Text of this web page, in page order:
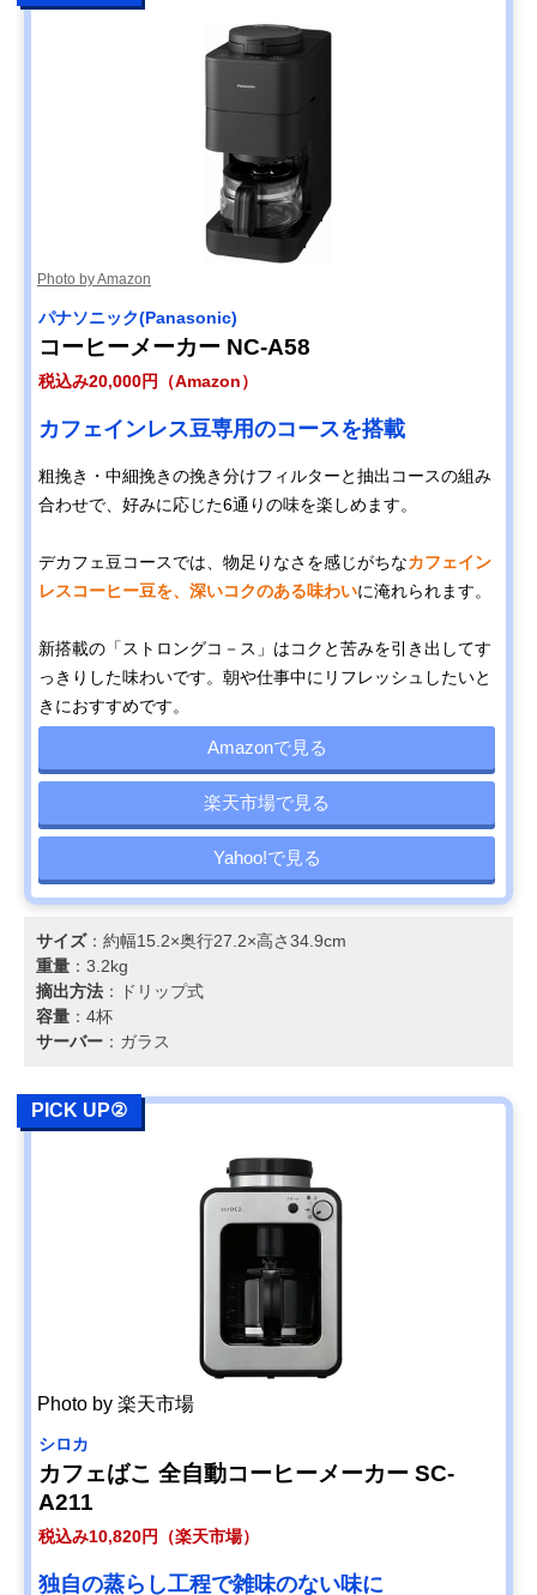
Photo by Amazon
パナソニック(Panasonic)
コーヒーメーカー NC-A58
税込み20,000円（Amazon）
カフェインレス豆専用のコースを搭載
粗挽き・中細挽きの挽き分けフィルターと抽出コースの組み
合わせで、好みに応じた6通りの味を楽しめます。
デカフェ豆コースでは、物足りなさを感じがちなカフェイン
レスコーヒー豆を、深いコクのある味わいに淹れられます。
新搭載の「ストロングコ－ス」はコクと苦みを引き出してす
っきりした味わいです。朝や仕事中にリフレッシュしたいと
きにおすすめです。
Amazonで見る
楽天市場で見る
Yahoo!で見る
サイズ：約幅15.2×奥行27.2×高さ34.9cm
重量 ：3.2kg
摘出方法 ：ドリップ式
容量 ：4杯
サーバー ：ガラス
PICK UP②
Photo by 楽天市場
シロカ
カフェばこ 全自動コーヒーメーカー SC-
A211
税込み10,820円（楽天市場）
独自の蒸らし工程で雑味のない味に